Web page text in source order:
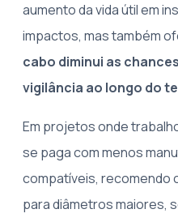
aumento da vida útil em
impactos, mas também
cabo diminui as
vigilância ao longo do
Em projetos onde
se paga com menos
compatíveis, recomendo
para diâmetros maiores,